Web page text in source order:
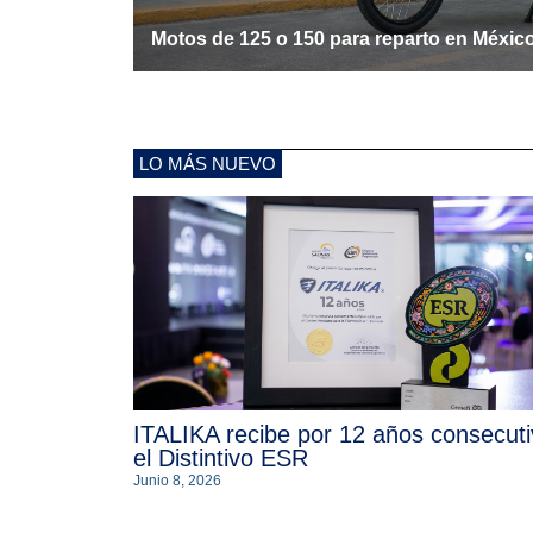
Motos de 125 o 150 para reparto en
LO MÁS NUEVO
ITALIKA recibe por 12 años
el Distintivo ESR
Junio 8, 2026